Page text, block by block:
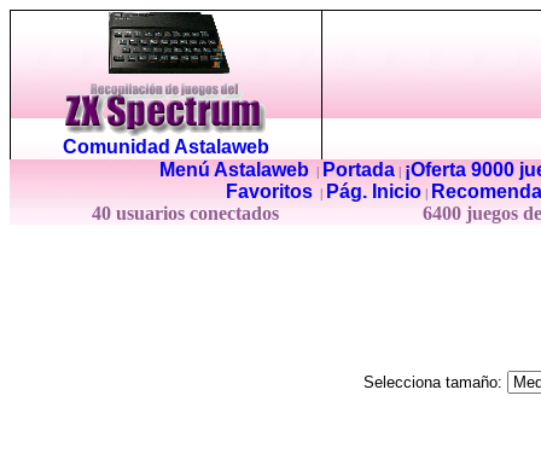
Comunidad Astalaweb
Menú Astalaweb| Portada|
¡Oferta 9000
Favoritos
Pág. Inicio
40 usuarios conectados
6400 juegos
Selecciona tamaño: